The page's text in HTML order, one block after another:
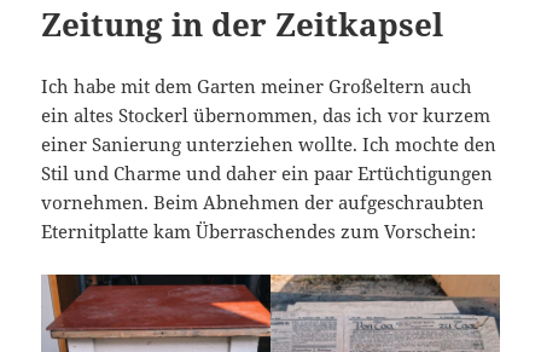
Zeitung in der Zeitkapsel
Ich habe mit dem Garten meiner Großeltern auch
ein altes Stockerl übernommen, das ich vor kurzem
einer Sanierung unterziehen wollte. Ich mochte den
Stil und Charme und daher ein paar Ertüchtigungen
vornehmen. Beim Abnehmen der aufgeschraubten
Eternitplatte kam Überraschendes zum Vorschein: